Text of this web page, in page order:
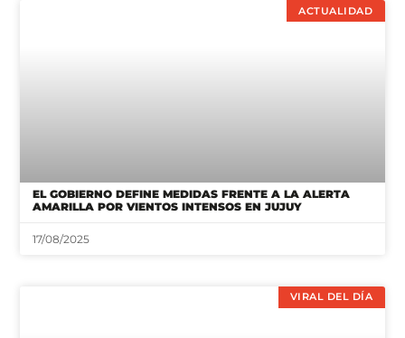
ACTUALIDAD
EL GOBIERNO DEFINE MEDIDAS FRENTE A LA ALERTA
AMARILLA POR VIENTOS INTENSOS EN JUJUY
17/08/2025
VIRAL DEL DÍA